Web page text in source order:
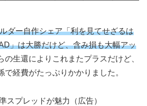
ダー自作シェア「利を見てせざるは
」は大勝だけど、含み損も大幅アッ
の生還によりこれまたプラスだけど、
で経費がたっぷりかかりました。
スプレッドが魅力（広告）